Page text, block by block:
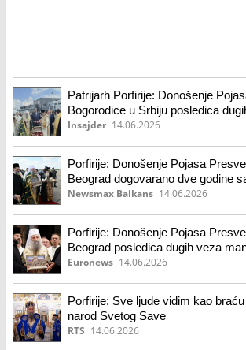
Patrijarh Porfirije: Donošenje
Bogorodice u Srbiju posledica
manastirom Vatoped
Insajder 14.06.2026
Porfirije: Donošenje Pojasa
Beograd dogovarano dve godine
manastira Vatoped
Newsmax Balkans 14.06.2026
Porfirije: Donošenje Pojasa
Beograd posledica dugih veza
srpskog narod
Euronews 14.06.2026
Porfirije: Sve ljude vidim kao
narod Svetog Save
RTS 14.06.2026